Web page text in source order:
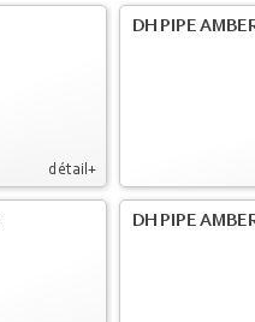
détail+
DH PIPE
DH PIPE